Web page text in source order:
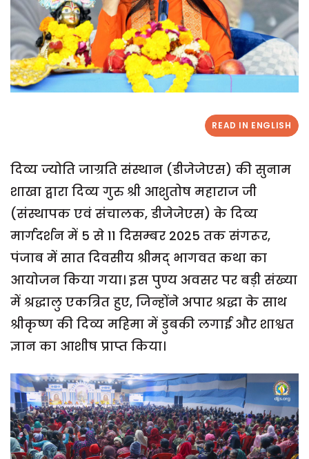
READ IN ENGLISH
दिव्य ज्योति जाग्रति संस्थान (डीजेजेएस) की सुनाम
शाखा द्वारा दिव्य गुरु श्री आशुतोष महाराज जी
(संस्थापक एवं संचालक, डीजेजेएस) के दिव्य
मार्गदर्शन में 5 से 11 दिसम्बर 2025 तक संगरूर,
पंजाब में सात दिवसीय श्रीमद् भागवत कथा का
आयोजन किया गया। इस पुण्य अवसर पर बड़ी संख्या
में श्रद्धालु एकत्रित हुए, जिन्होंने अपार श्रद्धा के साथ
श्रीकृष्ण की दिव्य महिमा में डुबकी लगाई और शाश्वत
ज्ञान का आशीष प्राप्त किया।